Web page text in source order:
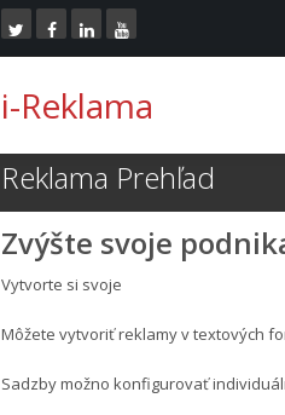
i-Reklama
Reklama Prehľad
Zvýšte svoje
Vytvorte si svoje
Môžete vytvoriť reklamy v textových
Sadzby možno konfigurovať